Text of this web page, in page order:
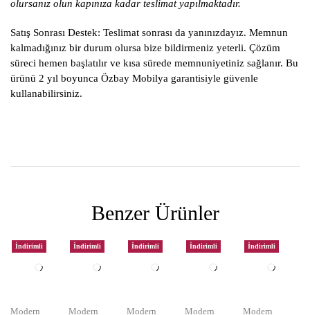
olursanız olun kapınıza kadar teslimat yapılmaktadır.
Satış Sonrası Destek: Teslimat sonrası da yanınızdayız. Memnun
kalmadığınız bir durum olursa bize bildirmeniz yeterli. Çözüm
süreci hemen başlatılır ve kısa sürede memnuniyetiniz sağlanır. Bu
ürünü 2 yıl boyunca Özbay Mobilya garantisiyle güvenle
kullanabilirsiniz.
Benzer Ürünler
İndirimli
Modern
İndirimli
Modern
İndirimli
Modern
İndirimli
Modern
İndirimli
Modern